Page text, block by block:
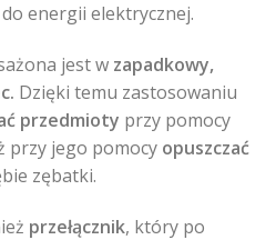
energii elektrycznej.
jest w zapadkowy,
Dzięki temu zastosowaniu
przedmioty przy pomocy
przy jego pomocy opuszczać
zębatki.
przełącznik, który po